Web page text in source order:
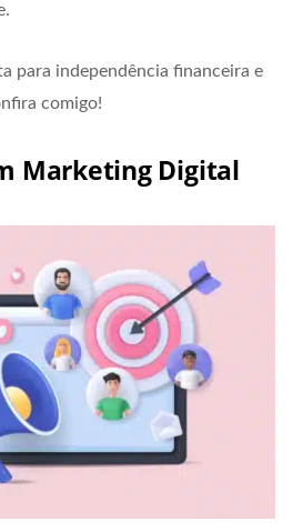
para independência financeira e
comigo!
Marketing Digital